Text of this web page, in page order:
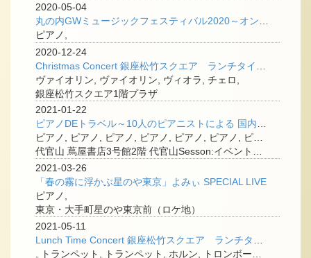
2020-05-04
ピアノ,
2020-12-24
ヴァイオリン, ヴァイオリン, ヴィオラ, チェロ,
銀座松竹スクエア1階プラザ
2021-01-22
ピアノDEトラベル～10人のピアニストによる 国内外11都市からの映像＆生演奏＋オンラインライブ
ピアノ, ピアノ, ピアノ, ピアノ, ピアノ, ピアノ, ピアノ, ピアノ, ピアノ, ピアノ,
代官山 蔦屋書店3号館2階 代官山Sesson:イベントスペース
2021-03-26
「春の霧に浮かぶ星のや東京」よみぃ SPECIAL LIVE
ピアノ,
東京・大手町星のや東京前（ロケ地）
2021-05-11